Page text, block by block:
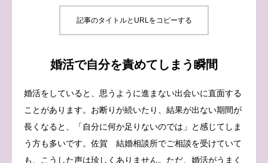
記事のタイトルとURLをコピーする
婚活で自分を責めてしまう瞬間
婚活をしていると、思うように進まない出会いに直面する
ことがあります。お断りが続いたり、結果が出ない期間が
長くなると、「自分に何か足りないのでは」と感じてしま
う方も多いです。佐賀 結婚相談所でご相談を受けていて
も、こうした声は珍しくありません。ただ、婚活がうまく